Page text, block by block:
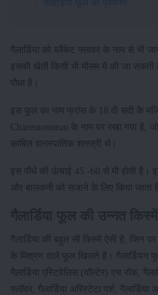
गैलार्डिया फूल की प्रूनिंग
गैलार्डिया को ब्लैंकेट फ्लावर के नाम से भी
इसकी खेती किसी भी मौसम में की जा सकती
पौधा है।
इस फूल का नाम फ्रांस के 18 वी सदी के
Charentonneau के नाम पर रखा गया है,
काबिल वानस्पातिक शास्त्री थे।
इस पौधे की ऊंचाई 45 -60 से मी होती है।
और बालकनी को सजाने के लिए किया जाता
गैलार्डिया की बहुत सी किस्में ऐसी है, जिन
के मिश्रण वाले फूल खिलते है। गैलार्डियन
गैलार्डिया एस्टिवेलिस (वॉल्टेर) एच रॉक,
फ्लॉवर, गैलार्डिया अरिस्टेटा पर्श,